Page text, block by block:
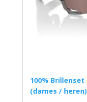
100% Brillenset S3 HiPER 2023 bril, Unisex
(dames /